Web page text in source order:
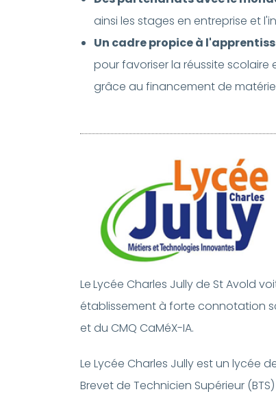
ainsi les stages en entreprise et
Un cadre propice à
pour favoriser la réussite scolaire
grâce au financement de
LeLycée Charles Jully de St Avold
établissement à forte connotation
et du CMQ CaMéX-IA.
Le Lycée Charles Jully est un lycée
Brevet de Technicien Supérieur